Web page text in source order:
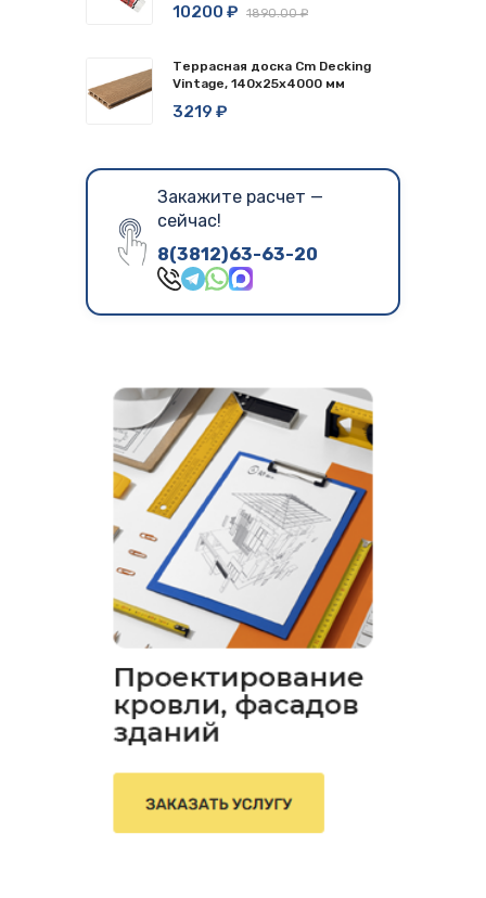
10200 ₽ 1890.00 ₽
Террасная доска Cm Decking
Vintage, 140x25x4000 мм
3219 ₽
Закажите расчет —
сейчас!
8(3812)63-63-20